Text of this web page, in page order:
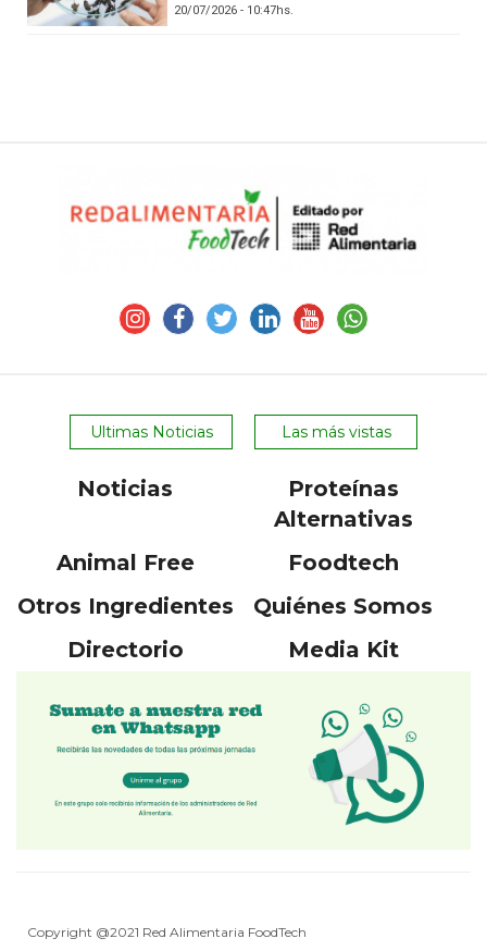
20/07/2026 - 10:47hs.
Ultimas Noticias Las más vistas
Noticias
Proteínas
Alternativas
Animal Free
Foodtech
Otros Ingredientes
Quiénes Somos
Directorio
Media Kit
Copyright @2021 Red Alimentaria FoodTech